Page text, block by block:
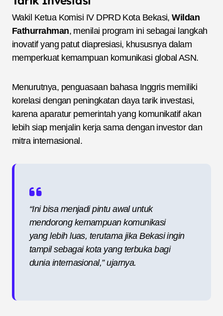
Wakil Ketua Komisi IV DPRD Kota Bekasi,Wildan
Fathurrahman, menilai program ini sebagai langkah
inovatif yang patut diapresiasi, khususnya dalam
memperkuat kemampuan komunikasi global ASN.
Menurutnya, penguasaan bahasa Inggris memiliki
korelasi dengan peningkatan daya tarik investasi,
karena aparatur pemerintah yang komunikatif akan
lebih siap menjalin kerja sama dengan investor dan
mitra internasional.
“Ini bisa menjadi pintu awal untuk
mendorong kemampuan komunikasi
yang lebih luas, terutama jika Bekasi ingin
tampil sebagai kota yang terbuka bagi
dunia internasional,” ujarnya.